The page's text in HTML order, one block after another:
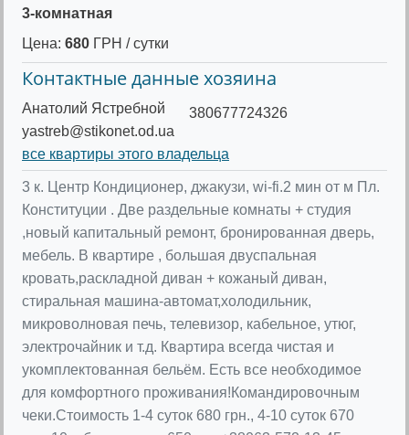
3-комнатная
Цена: 680 ГРН / сутки
Контактные данные хозяина
Анатолий Ястребной
yastreb@stikonet.od.ua
380677724326
все квартиры этого владельца
3 к. Центр Кондиционер, джакузи, wi-fi.2 мин от м Пл.
Конституции . Две раздельные комнаты + студия
,новый капитальный ремонт, бронированная дверь,
мебель. В квартире , большая двуспальная
кровать,раскладной диван + кожаный диван,
стиральная машина-автомат,холодильник,
микроволновая печь, телевизор, кабельное, утюг,
электрочайник и т.д. Квартира всегда чистая и
укомплектованная бельём. Есть все необходимое
для комфортного проживания!Командировочным
чеки.Стоимость 1-4 суток 680 грн., 4-10 суток 670